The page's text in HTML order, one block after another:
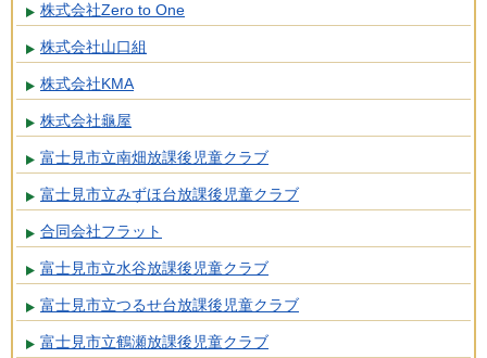
株式会社Zero to One
株式会社山口組
株式会社KMA
株式会社龜屋
富士見市立南畑放課後児童クラブ
富士見市立みずほ台放課後児童クラブ
合同会社フラット
富士見市立水谷放課後児童クラブ
富士見市立つるせ台放課後児童クラブ
富士見市立鶴瀬放課後児童クラブ